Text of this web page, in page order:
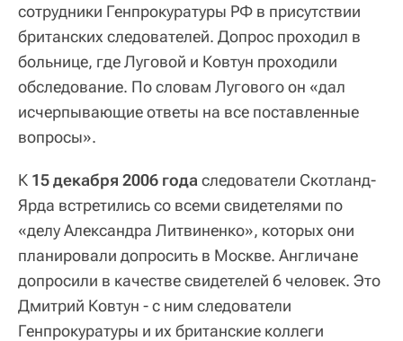
сотрудники Генпрокуратуры РФ в присутствии
британских следователей. Допрос проходил в
больнице, где Луговой и Ковтун проходили
обследование. По словам Лугового он «дал
исчерпывающие ответы на все поставленные
вопросы».
К 15 декабря 2006 года следователи Скотланд-
Ярда встретились со всеми свидетелями по
«делу Александра Литвиненко», которых они
планировали допросить в Москве. Англичане
допросили в качестве свидетелей 6 человек. Это
Дмитрий Ковтун - с ним следователи
Генпрокуратуры и их британские коллеги